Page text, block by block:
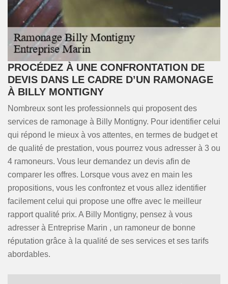
PROCÉDEZ À UNE CONFRONTATION DE
DEVIS DANS LE CADRE D’UN RAMONAGE
À BILLY MONTIGNY
Nombreux sont les professionnels qui proposent des
services de ramonage à Billy Montigny. Pour identifier celui
qui répond le mieux à vos attentes, en termes de budget et
de qualité de prestation, vous pourrez vous adresser à 3 ou
4 ramoneurs. Vous leur demandez un devis afin de
comparer les offres. Lorsque vous avez en main les
propositions, vous les confrontez et vous allez identifier
facilement celui qui propose une offre avec le meilleur
rapport qualité prix. A Billy Montigny, pensez à vous
adresser à Entreprise Marin , un ramoneur de bonne
réputation grâce à la qualité de ses services et ses tarifs
abordables.